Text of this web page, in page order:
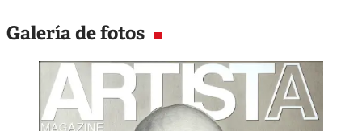
Galería de fotos